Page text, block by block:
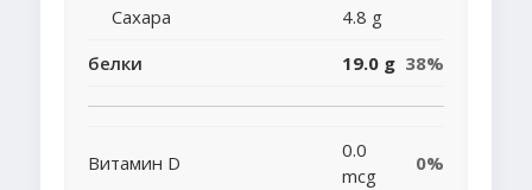
Сахара
4.8 g
белки
19.0 g 38%
Витамин D
0.0
mcg
0%